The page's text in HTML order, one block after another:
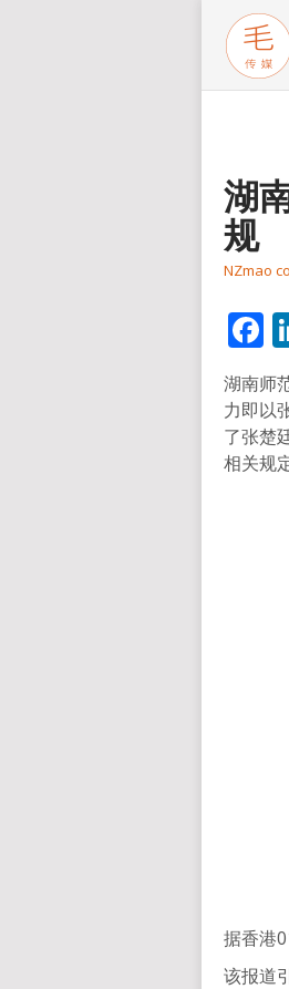
湖
规
NZmao
湖南师
力即以
了张楚
相关规定
据香港
该报道